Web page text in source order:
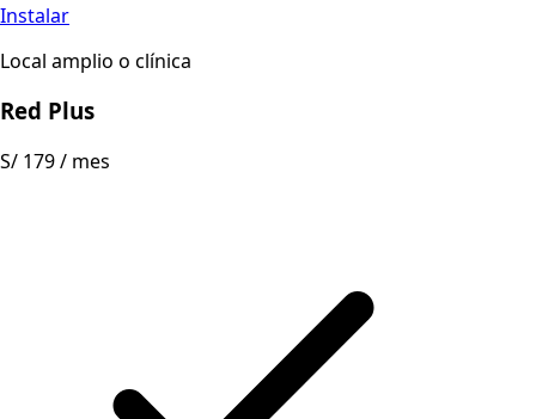
Instalar
Local amplio o clínica
Red Plus
S/ 179/ mes